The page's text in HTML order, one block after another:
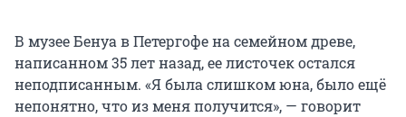
В музее Бенуа в Петергофе на семейном древе,
написанном 35 лет назад, ее листочек остался
неподписанным. «Я была слишком юна, было ещё
непонятно, что из меня получится», — говорит